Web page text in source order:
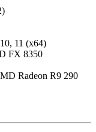
11 (x64)
FX 8350
Radeon R9 290